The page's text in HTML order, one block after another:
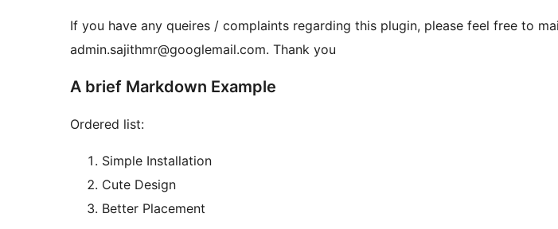
If you have any queires / complaints regarding this plugin, please feel free to
admin.sajithmr@googlemail.com. Thank you
A brief Markdown Example
Ordered list:
Simple Installation
Cute Design
Better Placement